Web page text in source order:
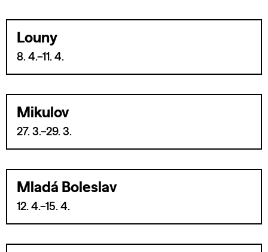
Louny
8. 4.–11. 4.
Mikulov
27. 3.–29. 3.
Mladá Boleslav
12. 4.–15. 4.